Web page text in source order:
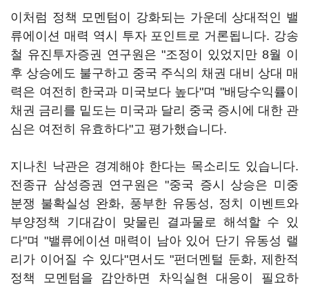
이처럼 정책 모멘텀이 강화되는 가운데 상대적인 밸
류에이션 매력 역시 투자 포인트로 거론됩니다. 강송
철 유진투자증권 연구원은 "조정이 있었지만 8월 이
후 상승에도 불구하고 중국 주식의 채권 대비 상대 매
력은 여전히 한국과 미국보다 높다"며 "배당수익률이
채권 금리를 밑도는 미국과 달리 중국 증시에 대한 관
심은 여전히 유효하다"고 평가했습니다.
지나친 낙관은 경계해야 한다는 목소리도 있습니다.
전종규 삼성증권 연구원은 "중국 증시 상승은 미중
분쟁 불확실성 완화, 풍부한 유동성, 정치 이벤트와
부양정책 기대감이 맞물린 결과물로 해석할 수 있
다"며 "밸류에이션 매력이 남아 있어 단기 유동성 랠
리가 이어질 수 있다"면서도 "펀더멘털 둔화, 제한적
정책 모멘텀을 감안하면 차익실현 대응이 필요하